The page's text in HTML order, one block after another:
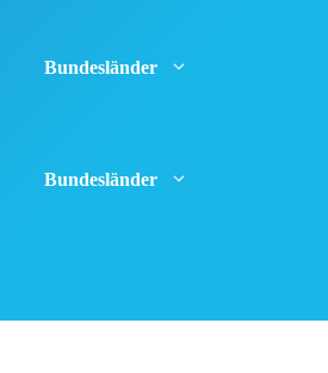
Bundesländer
Bundesländer